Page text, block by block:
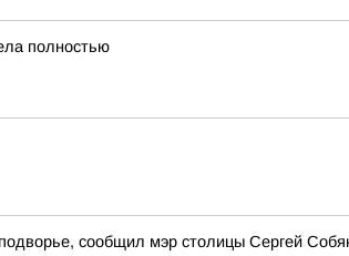
полностью
сообщил мэр столицы Сергей